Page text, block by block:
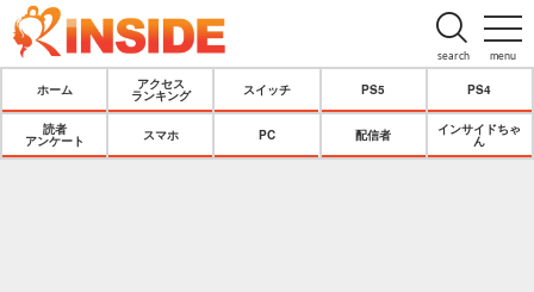
menu
search
ホーム
アクセス
ランキング
スイッチ PS5 PS4
読者
アンケート
スマホ PC 配信者
インサイドちゃ
ん